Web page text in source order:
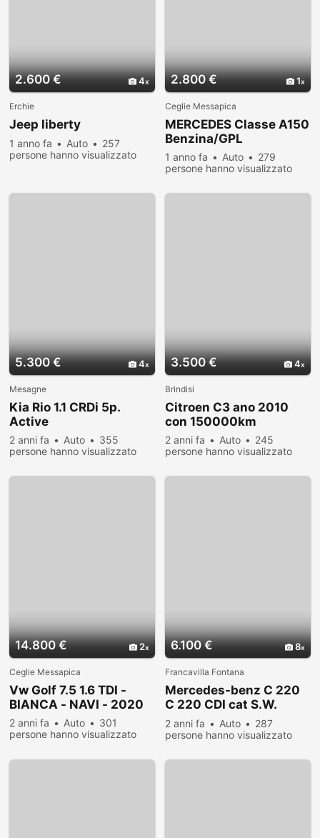
2.600 € 4
Erchie
Jeep liberty
1 anno fa Auto
257
persone hanno visualizzato
2.800 € 1
Ceglie Messapica
MERCEDES Classe A150
Benzina/GPL
1 anno fa Auto
279
persone hanno visualizzato
5.300 € 4
Mesagne
Kia Rio 1.1 CRDi 5p.
Active
2 anni fa Auto
355
persone hanno visualizzato
3.500 € 4
Brindisi
Citroen C3 ano 2010
con 150000km
2 anni fa Auto
245
persone hanno visualizzato
14.800 € 2
Ceglie Messapica
Vw Golf 7.5 1.6 TDI -
BIANCA - NAVI - 2020
2 anni fa Auto
301
persone hanno visualizzato
6.100 € 8
Francavilla Fontana
Mercedes-benz C 220
C 220 CDI cat S.W.
Avantgarde
2 anni fa Auto
287
persone hanno visualizzato